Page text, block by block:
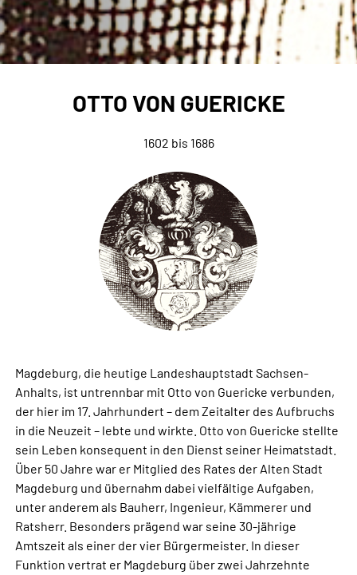
OTTO VON GUERICKE
1602 bis 1686
Magdeburg, die heutige Landeshauptstadt Sachsen-
Anhalts, ist untrennbar mit Otto von Guericke verbunden,
der hier im 17. Jahrhundert – dem Zeitalter des Aufbruchs
in die Neuzeit – lebte und wirkte. Otto von Guericke stellte
sein Leben konsequent in den Dienst seiner Heimatstadt.
Über 50 Jahre war er Mitglied des Rates der Alten Stadt
Magdeburg und übernahm dabei vielfältige Aufgaben,
unter anderem als Bauherr, Ingenieur, Kämmerer und
Ratsherr. Besonders prägend war seine 30-jährige
Amtszeit als einer der vier Bürgermeister. In dieser
Funktion vertrat er Magdeburg über zwei Jahrzehnte